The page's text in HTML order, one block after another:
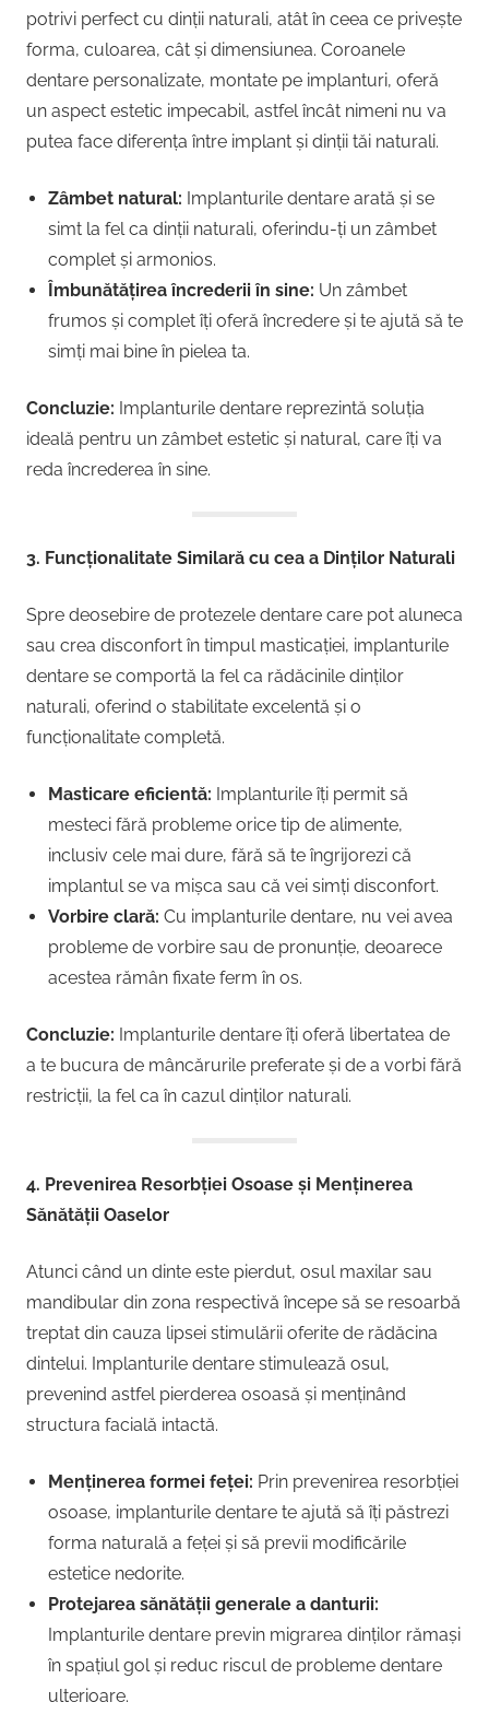
potrivi perfect cu dinții naturali, atât în ceea ce privește
forma, culoarea, cât și dimensiunea. Coroanele
dentare personalizate, montate pe implanturi, oferă
un aspect estetic impecabil, astfel încât nimeni nu va
putea face diferența între implant și dinții tăi naturali.
Zâmbet natural: Implanturile dentare arată și se
simt la fel ca dinții naturali, oferindu-ți un zâmbet
complet și armonios.
Îmbunătățirea încrederii în sine: Un zâmbet
frumos și complet îți oferă încredere și te ajută să te
simți mai bine în pielea ta.
Concluzie: Implanturile dentare reprezintă soluția
ideală pentru un zâmbet estetic și natural, care îți va
reda încrederea în sine.
3. Funcționalitate Similară cu cea a Dinților Naturali
Spre deosebire de protezele dentare care pot aluneca
sau crea disconfort în timpul masticației, implanturile
dentare se comportă la fel ca rădăcinile dinților
naturali, oferind o stabilitate excelentă și o
funcționalitate completă.
Masticare eficientă: Implanturile îți permit să
mesteci fără probleme orice tip de alimente,
inclusiv cele mai dure, fără să te îngrijorezi că
implantul se va mișca sau că vei simți disconfort.
Vorbire clară: Cu implanturile dentare, nu vei avea
probleme de vorbire sau de pronunție, deoarece
acestea rămân fixate ferm în os.
Concluzie: Implanturile dentare îți oferă libertatea de
a te bucura de mâncărurile preferate și de a vorbi fără
restricții, la fel ca în cazul dinților naturali.
4. Prevenirea Resorbției Osoase și Menținerea
Sănătății Oaselor
Atunci când un dinte este pierdut, osul maxilar sau
mandibular din zona respectivă începe să se resoarbă
treptat din cauza lipsei stimulării oferite de rădăcina
dintelui. Implanturile dentare stimulează osul,
prevenind astfel pierderea osoasă și menținând
structura facială intactă.
Menținerea formei feței: Prin prevenirea resorbției
osoase, implanturile dentare te ajută să îți păstrezi
forma naturală a feței și să previi modificările
estetice nedorite.
Protejarea sănătății generale a danturii:
Implanturile dentare previn migrarea dinților rămași
în spațiul gol și reduc riscul de probleme dentare
ulterioare.